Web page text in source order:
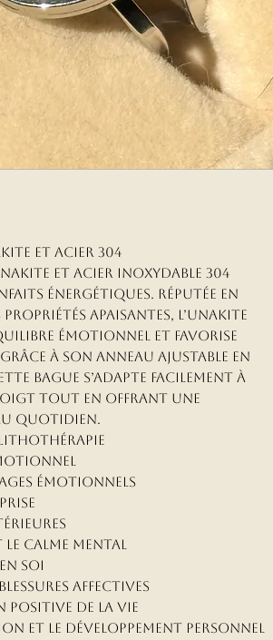
et Acier 304
et acier inoxydable 304
énergétiques. Réputée en
apaisantes, l’Unakite
émotionnel et favorise
à son anneau ajustable en
bague s’adapte facilement à
tout en offrant une
quotidien.
lithothérapie
émotionnels
le calme mental
soi
affectives
positive de la vie
et le développement personnel